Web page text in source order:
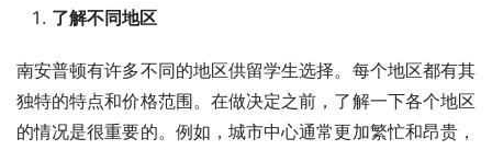
了解不同地区
南安普顿有许多不同的地区供留学生选择。每个地区都有其
独特的特点和价格范围。在做决定之前，了解一下各个地区
的情况是很重要的。例如，城市中心通常更加繁忙和昂贵，